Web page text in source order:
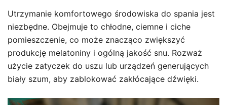
Utrzymanie komfortowego środowiska do spania jest
niezbędne. Obejmuje to chłodne, ciemne i ciche
pomieszczenie, co może znacząco zwiększyć
produkcję melatoniny i ogólną jakość snu. Rozważ
użycie zatyczek do uszu lub urządzeń generujących
biały szum, aby zablokować zakłócające dźwięki.